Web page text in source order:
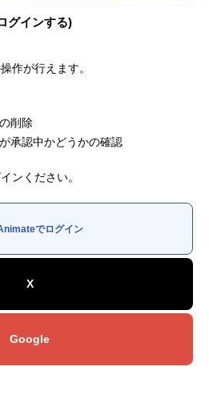
グインする)
作が行えます。
削除
承認中かどうかの確認
ンください。
でログイン
X
Google